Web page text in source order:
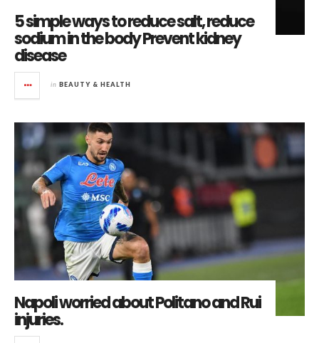
5 simple ways to reduce salt, reduce
sodium in the body Prevent kidney
disease
in BEAUTY & HEALTH
Napoli worried about Politano and Rui
injuries.